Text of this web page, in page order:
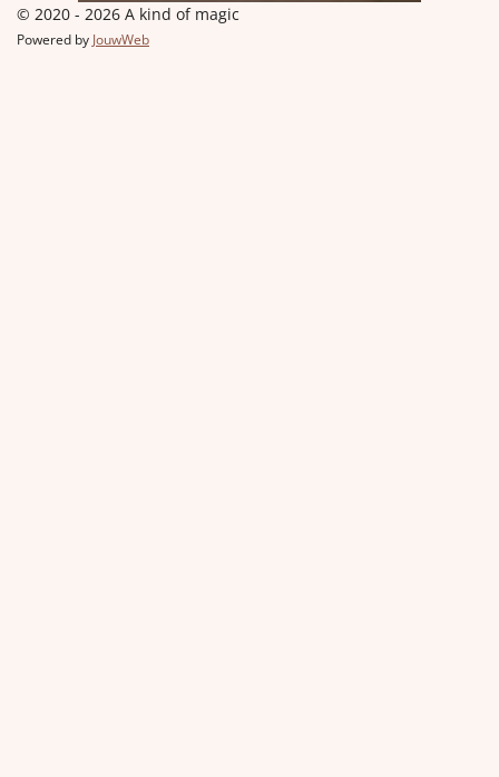
© 2020 - 2026 A kind of magic
Powered by JouwWeb